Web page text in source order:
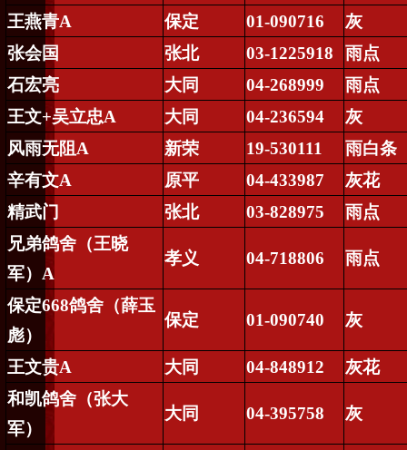
王燕青A 保定 01-090716
灰
张会国
张北 03-1225918
雨点
石宏亮
大同 04-268999
雨点
王文+吴立忠A 大同 04-236594
灰
风雨无阻 A 新荣 19-530111
雨白条
辛有文A 原平 04-433987
灰花
精武门
张北 03-828975
雨点
兄弟鸽舍（王晓
军） A
孝义 04-718806 雨点
保定668鸽舍（薛玉
彪）
保定 01-090740 灰
王文贵A 大同 04-848912
灰花
和凯鸽舍（张大
军）
大同 04-395758 灰